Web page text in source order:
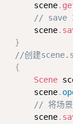
scene
.
// save
scene
.
}
//创建
{
Scene
scene
.
// 将场景
scene
.